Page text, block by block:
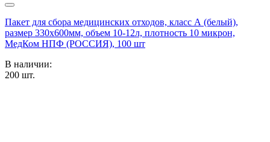
Пакет для сбора медицинских отходов, класс А (белый),
размер 330х600мм, объем 10-12л, плотность 10 микрон,
МедКом НПФ (РОССИЯ), 100 шт
В наличии:
200 шт.